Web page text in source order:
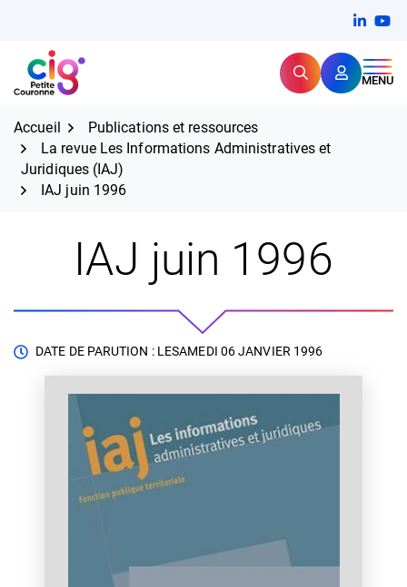
contenu
CIG Petite Couronne RechercherMENU
Expertise et proximité pour
Accueil
Publications et ressources
La revue Les Informations Administratives et
Juridiques (IAJ)
IAJ juin 1996
IAJ juin 1996
DATE DE PARUTION : LESAMEDI 06 JANVIER 1996